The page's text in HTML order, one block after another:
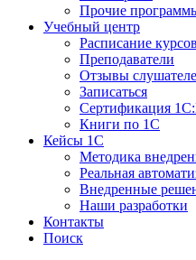
Прочие
Учебный центр
Расписание курсов
Преподаватели
Отзывы
Записаться
Сертификация
Книги по 1С
Кейсы 1С
Методика
Реальная
Внедренные
Наши разработки
Контакты
Поиск